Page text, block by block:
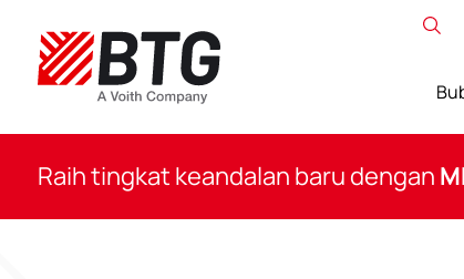
konten
Raih tingkat keandalan baru dengan